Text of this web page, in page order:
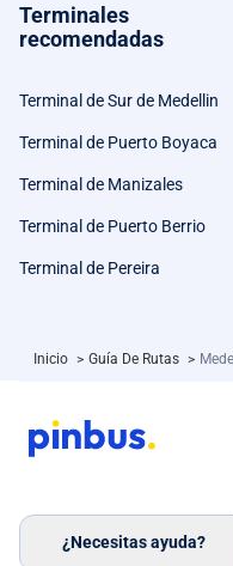
Terminales
recomendadas
Terminal de Sur de Medellin
Terminal de Puerto Boyaca
Terminal de Manizales
Terminal de Puerto Berrio
Terminal de Pereira
Inicio > Guía De Rutas >
¿Necesitas ayuda?